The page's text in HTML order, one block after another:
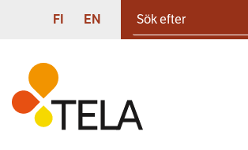
Gå till innehållet
SUOMI
FI ENGLISH
EN
Första sidan